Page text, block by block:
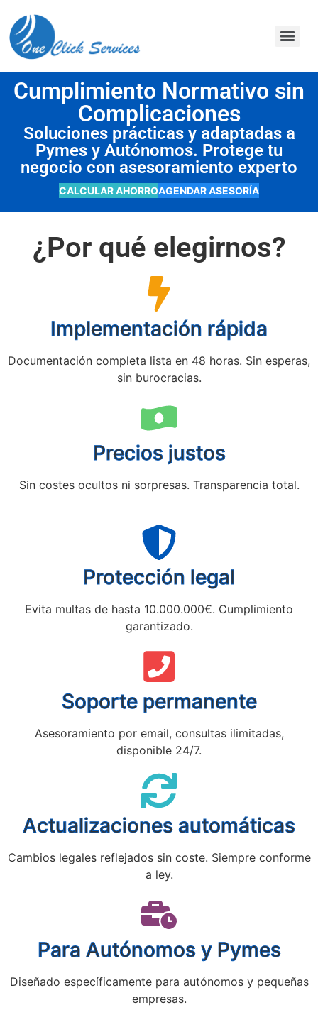
Cumplimiento Normativo sin
Complicaciones
Soluciones prácticas y adaptadas a
Pymes y Autónomos. Protege tu
negocio con asesoramiento experto
CALCULAR AHORROAGENDAR ASESORÍA
¿Por qué elegirnos?
Implementación rápida
Documentación completa lista en 48 horas. Sin esperas,
sin burocracias.
Precios justos
Sin costes ocultos ni sorpresas. Transparencia total.
Protección legal
Evita multas de hasta 10.000.000€. Cumplimiento
garantizado.
Soporte permanente
Asesoramiento por email, consultas ilimitadas,
disponible 24/7.
Actualizaciones automáticas
Cambios legales reflejados sin coste. Siempre conforme
a ley.
Para Autónomos y Pymes
Diseñado específicamente para autónomos y pequeñas
empresas.